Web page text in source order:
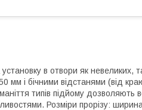
в отвори як невеликих,
мм і бічними відстанями (від
типів підйому дозволяють
Розміри прорізу: